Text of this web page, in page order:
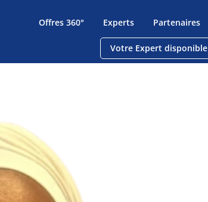
Offres 360° Experts Partenaires
Votre Expert